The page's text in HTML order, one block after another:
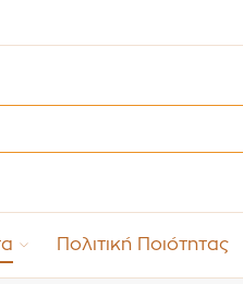
Πολιτική Ποιότητας